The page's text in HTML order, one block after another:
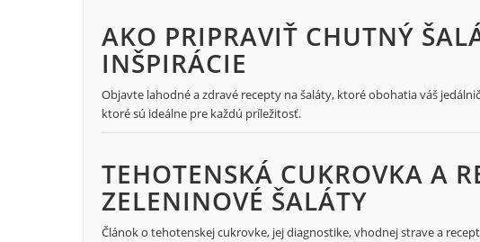
AKO PRIPRAVIŤ CHUTNÝ
INŠPIRÁCIE
Objavte lahodné a zdravé recepty na šaláty, ktoré obohatia váš
ktoré sú ideálne pre každú príležitosť.
TEHOTENSKÁ CUKROVKA A
ZELENINOVÉ ŠALÁTY
Článok o tehotenskej cukrovke, jej diagnostike, vhodnej strave a